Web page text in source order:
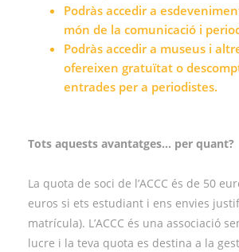
Podràs accedir a
món de la comunicació i
Podràs accedir a museus i
ofereixen gratuïtat o
entrades per a periodistes.
Tots aquests avantatges… per quant?
La quota de soci de l’ACCC és de 50
euros si ets estudiant i ens envies
matrícula). L’ACCC és una associació
lucre i la teva quota es destina a la